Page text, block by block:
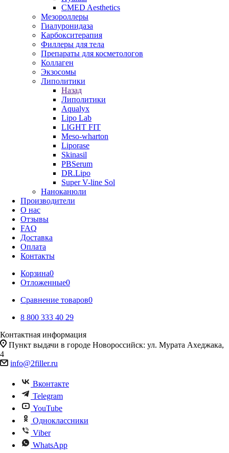
CMED Aesthetics
Мезороллеры
Гиалуронидаза
Карбокситерапия
Филлеры для тела
Препараты для косметологов
Коллаген
Экзосомы
Липолитики
Назад
Липолитики
Aqualyx
Lipo Lab
LIGHT FIT
Meso-wharton
Liporase
Skinasil
PBSerum
DR.Lipo
Super V-line Sol
Наноканюли
Производители
О нас
Отзывы
FAQ
Доставка
Оплата
Контакты
Корзина0
Отложенные0
Сравнение товаров0
8 800 333 40 29
Контактная информация
Пункт выдачи в городе Новороссийск: ул. Мурата Ахеджака,
4
info@2filler.ru
Вконтакте
Telegram
YouTube
Одноклассники
Viber
WhatsApp